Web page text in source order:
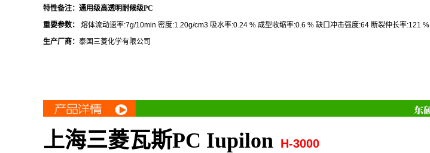
特性备注：通用级高透明耐候级PC
重要参数：
熔体流动速率:7g/10min 密度:1.20g/cm3 吸水率:0.24 % 成型收缩率:0.6 % 缺口冲击强度:64 断裂伸长率:121 %
生产厂商： 泰国三菱化学有限公司
上海三菱瓦斯PC Iupilon H-3000